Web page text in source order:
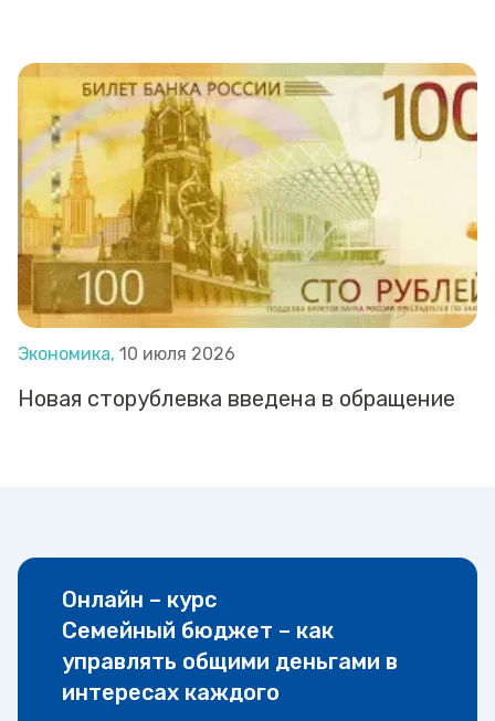
Экономика, 10 июля 2026
Новая сторублевка введена в обращение
Онлайн – курс
Семейный бюджет – как
управлять общими деньгами в
интересах каждого